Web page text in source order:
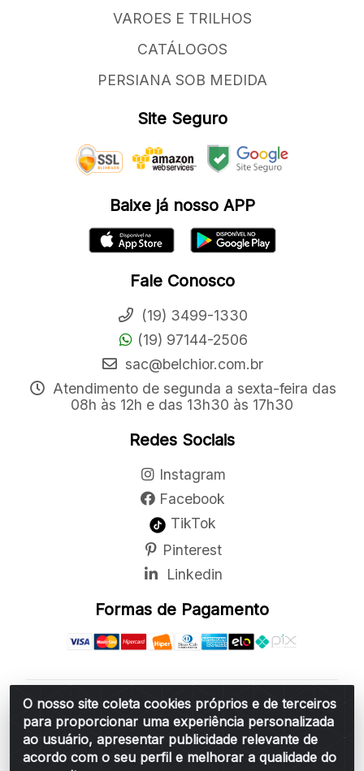
O nosso site coleta cookies próprios e de terceiros
para proporcionar uma experiência personalizada
ao usuário, apresentar publicidade relevante de
acordo com o seu perfil e melhorar a qualidade do
VAROES E TRILHOS
CATÁLOGOS
PERSIANA SOB MEDIDA
Site Seguro
Baixe já nosso APP
Fale Conosco
(19) 3499-1330
(19) 97144-2506
sac@belchior.com.br
Atendimento de segunda a sexta-feira das
08h às 12h e das 13h30 às 17h30
Redes Sociais
Instagram
Facebook
TikTok
Pinterest
Linkedin
Formas de Pagamento
Belchior Cortinas e Acessórios LTDA - R: Rua
Vereador Sérgio Leopoldino Alves, 876 - Santa
Bárbara d'Oeste/SP - CEP 13.456-166 - CNPJ
06.314.073/0001-34